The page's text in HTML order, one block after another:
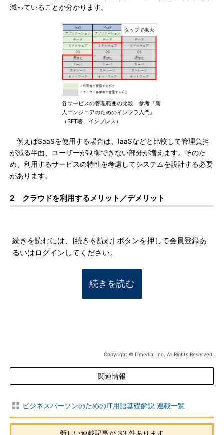
減っていることが分かります。
各サービスの管理範囲の比較 参考『新
人エンジニアのためのインフラ入門』
（BFT著、インプレス）
例えばSaaSを使用する場合は、IaaSなどと比較して管理負担
が減る半面、ユーザーが制御できない部分が増えます。そのた
め、利用するサービスの特性を考慮してシステムを設計する必要
があります。
2 クラウドを利用するメリット／デメリット
続きを読むには、[続きを読む] ボタンを押して会員登録あ
るいはログインしてください。
続きを読む
Copyright © ITmedia, Inc. All Rights Reserved.
関連情報
ビジネスパーソンのためのIT用語基礎解説 連載一覧
新しい連載記事が 33 件あります